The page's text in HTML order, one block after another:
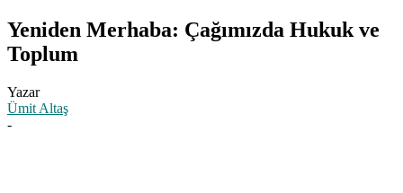
Yeniden Merhaba: Çağımızda Hukuk ve
Toplum
Yazar
Ümit Altaş
-